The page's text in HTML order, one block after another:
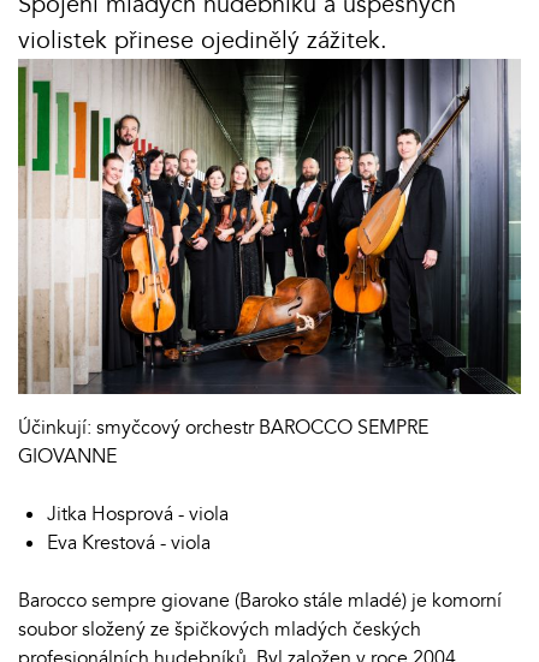
violistek přinese ojedinělý zážitek.
Účinkují: smyčcový orchestr BAROCCO SEMPRE
GIOVANNE
Jitka Hosprová - viola
Eva Krestová - viola
Barocco sempre giovane (Baroko stále mladé) je komorní
soubor složený ze špičkových mladých českých